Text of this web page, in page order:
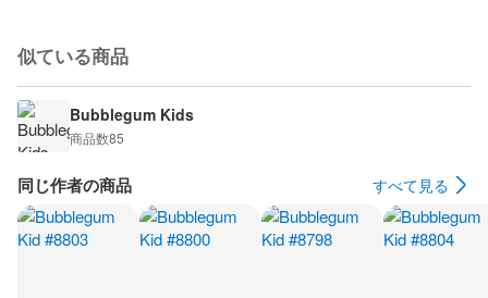
似ている商品
Bubblegum Kids
商品数85
同じ作者の商品 すべて見る